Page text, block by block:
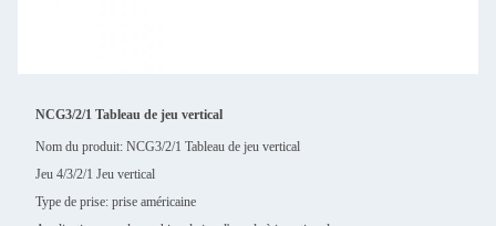
NCG3/2/1 Tableau de jeu vertical
Nom du produit: NCG3/2/1 Tableau de jeu vertical
Jeu 4/3/2/1 Jeu vertical
Type de prise: prise américaine